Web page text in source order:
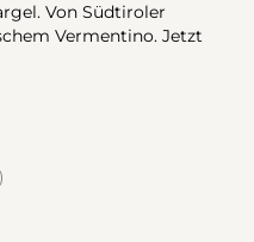
Von Südtiroler
Vermentino. Jetzt